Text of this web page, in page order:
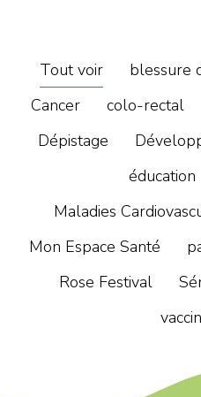
Tout voir blessure
Cancer
colo-rectal
Dépistage
éducation
Maladies
Mon Espace Santé
Rose Festival